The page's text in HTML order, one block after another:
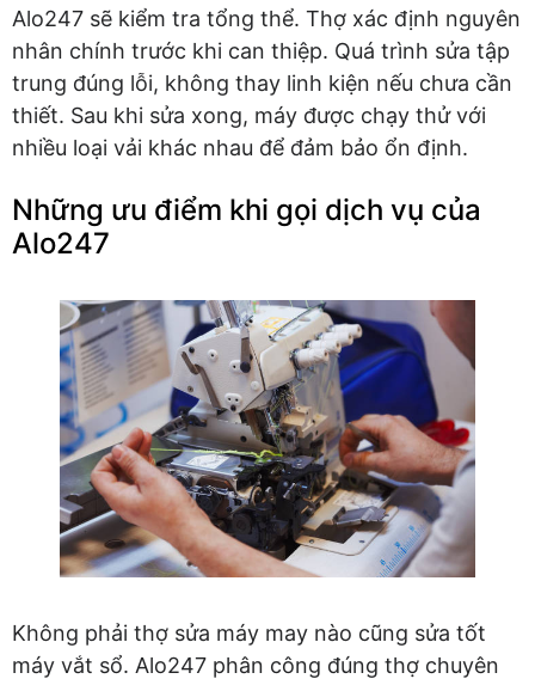
Alo247 sẽ kiểm tra tổng thể. Thợ xác định nguyên
nhân chính trước khi can thiệp. Quá trình sửa tập
trung đúng lỗi, không thay linh kiện nếu chưa cần
thiết. Sau khi sửa xong, máy được chạy thử với
nhiều loại vải khác nhau để đảm bảo ổn định.
Những ưu điểm khi gọi dịch vụ của
Alo247
Không phải thợ sửa máy may nào cũng sửa tốt
máy vắt sổ. Alo247 phân công đúng thợ chuyên